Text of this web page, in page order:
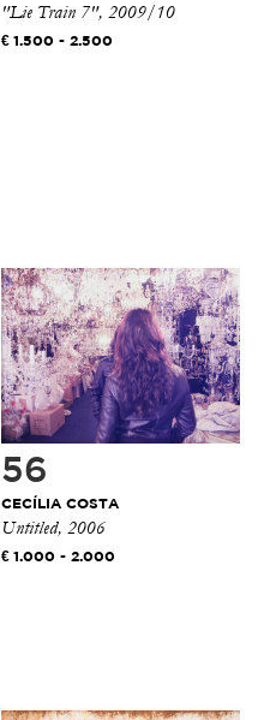
"Lie Train 7", 2009/10
1.500 - 2.500
56
CECÍLIA COSTA
Untitled, 2006
1.000 - 2.000